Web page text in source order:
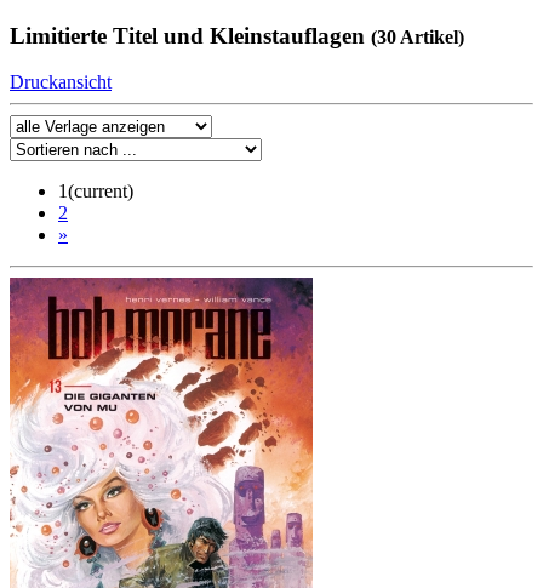
Limitierte Titel und Kleinstauflagen (30 Artikel)
Druckansicht
1(current)
2
»